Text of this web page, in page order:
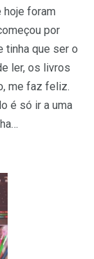
hoje foram
por
tinha que ser o
ler, os livros
me faz feliz.
é só ir a uma